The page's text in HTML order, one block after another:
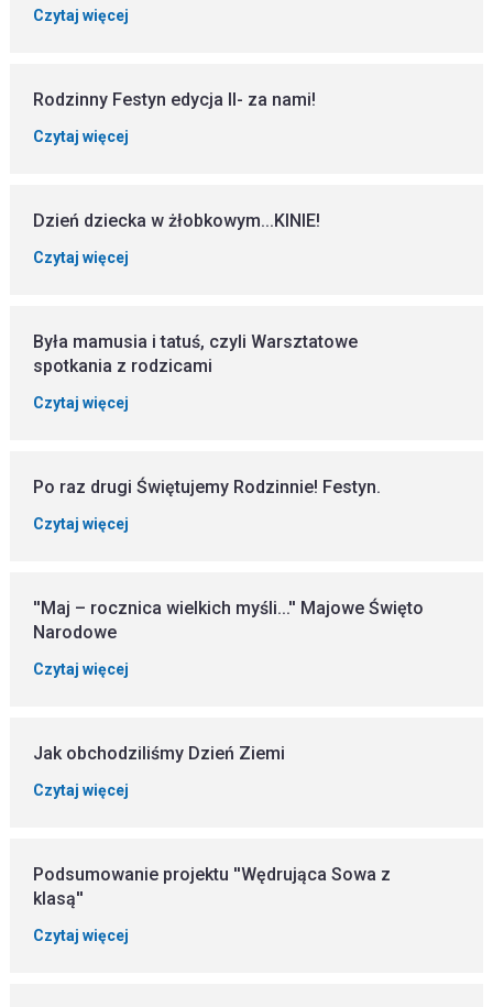
Czytaj więcej
Rodzinny Festyn edycja II- za nami!
Czytaj więcej
Dzień dziecka w żłobkowym...KINIE!
Czytaj więcej
Była mamusia i tatuś, czyli Warsztatowe
spotkania z rodzicami
Czytaj więcej
Po raz drugi Świętujemy Rodzinnie! Festyn.
Czytaj więcej
''Maj – rocznica wielkich myśli...'' Majowe Święto
Narodowe
Czytaj więcej
Jak obchodziliśmy Dzień Ziemi
Czytaj więcej
Podsumowanie projektu ''Wędrująca Sowa z
klasą''
Czytaj więcej